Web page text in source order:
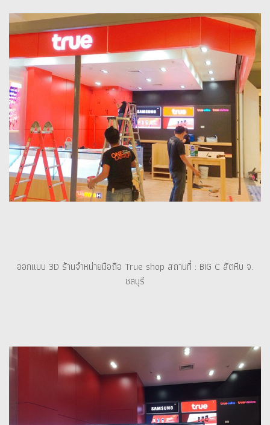
ออกแบบ 3D ร้านจำหน่ายมือถือ True shop สถานที่ : BIG C สัตหีบ จ.
ชลบุรี